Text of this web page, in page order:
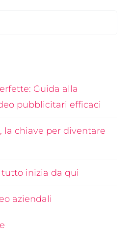
Guida alla
pubblicitari efficaci
la chiave per diventare
inizia da qui
aziendali